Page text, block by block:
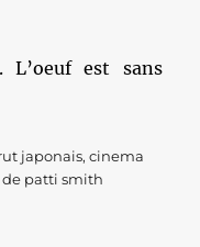
L’oeuf est sans
japonais,cinema
de patti smith